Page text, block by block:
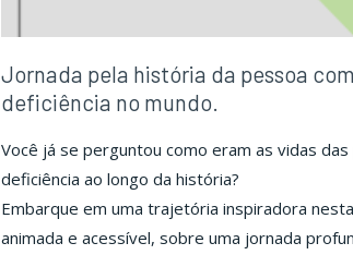
Jornada pela história da pessoa com
deficiência no mundo.
Você já se perguntou como eram as vidas
deficiência ao longo da história?
Embarque em uma trajetória inspiradora
animada e acessível, sobre uma jornada